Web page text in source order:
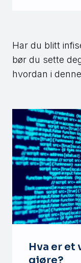
Har du blitt
bør du sette
hvordan i
Hva er et
gjøre?